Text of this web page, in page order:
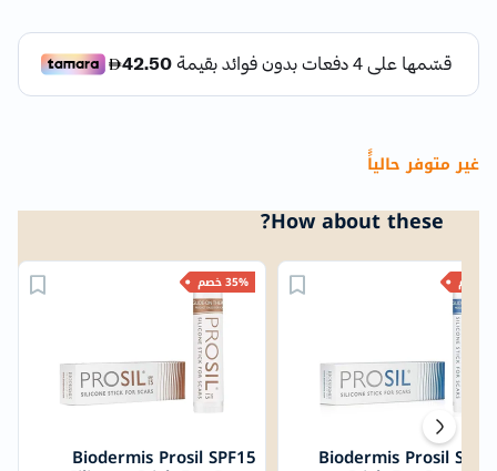
غير متوفر حالياًً
How about these?
35% خصم
Biodermis Prosil SPF15 Biodermis Prosil